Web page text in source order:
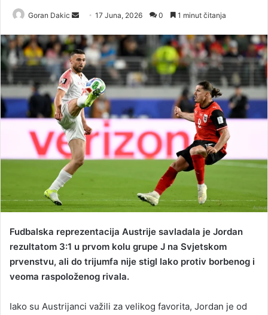
Goran Dakic
n
d
a
n
e
m
a
l
17 Juna, 2026 0 1 minut čitanja
Fudbalska reprezentacija Austrije savladala je Jordan
rezultatom 3:1 u prvom kolu grupe J na Svjetskom
prvenstvu, ali do trijumfa nije stigl lako protiv borbenog i
veoma raspoloženog rivala.
Iako su Austrijanci važili za velikog favorita, Jordan je od